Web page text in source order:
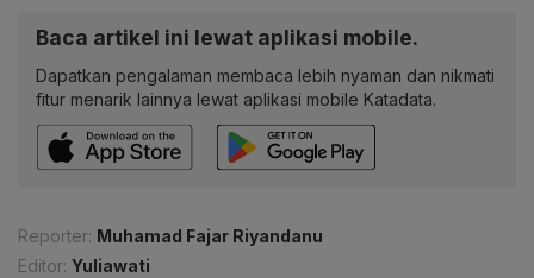
Baca artikel ini lewat aplikasi mobile.
Dapatkan pengalaman membaca lebih nyaman dan nikmati
fitur menarik lainnya lewat aplikasi mobile Katadata.
Reporter: Muhamad Fajar Riyandanu
Editor: Yuliawati